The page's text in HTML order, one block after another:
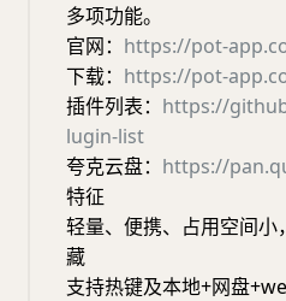
多项功能。
官网： https://pot-
下载： https://pot-
插件列表： https://
lugin-list
夸克云盘： https://
特征
轻量、便携、占用空间
藏
支持热键及本地+网盘